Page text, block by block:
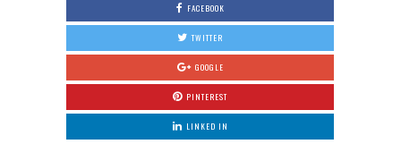
FACEBOOK
TWITTER
GOOGLE
PINTEREST
LINKED IN